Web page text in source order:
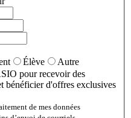
Élève
Autre
pour recevoir des
bénéficier d'offres exclusives
de mes données